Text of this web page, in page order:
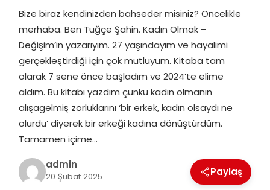
EĞITIM
EKONOMI
MAGAZIN
SAĞLIK
SPOR
Bize biraz kendinizden bahseder misiniz? Öncelikle
merhaba. Ben Tuğçe Şahin. Kadın Olmak –
Değişim’in yazarıyım. 27 yaşındayım ve hayalimi
gerçekleştirdiği için çok mutluyum. Kitaba tam
olarak 7 sene önce başladım ve 2024’te elime
aldım. Bu kitabı yazdım çünkü kadın olmanın
alışagelmiş zorluklarını ‘bir erkek, kadın olsaydı ne
olurdu’ diyerek bir erkeği kadına dönüştürdüm.
Tamamen içime…
admin
20 Şubat 2025 Paylaş